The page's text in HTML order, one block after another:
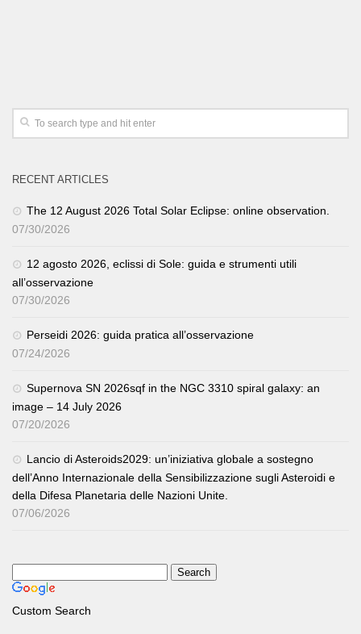
RECENT ARTICLES
The 12 August 2026 Total Solar Eclipse: online observation.
07/30/2026
12 agosto 2026, eclissi di Sole: guida e strumenti utili
all’osservazione
07/30/2026
Perseidi 2026: guida pratica all’osservazione
07/24/2026
Supernova SN 2026sqf in the NGC 3310 spiral galaxy: an
image – 14 July 2026
07/20/2026
Lancio di Asteroids2029: un’iniziativa globale a sostegno
dell’Anno Internazionale della Sensibilizzazione sugli Asteroidi e
della Difesa Planetaria delle Nazioni Unite.
07/06/2026
Custom Search